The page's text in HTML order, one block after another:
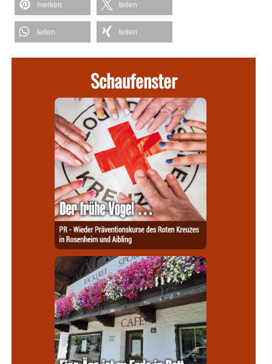
merken teilen
teilen teilen
Schaufenster